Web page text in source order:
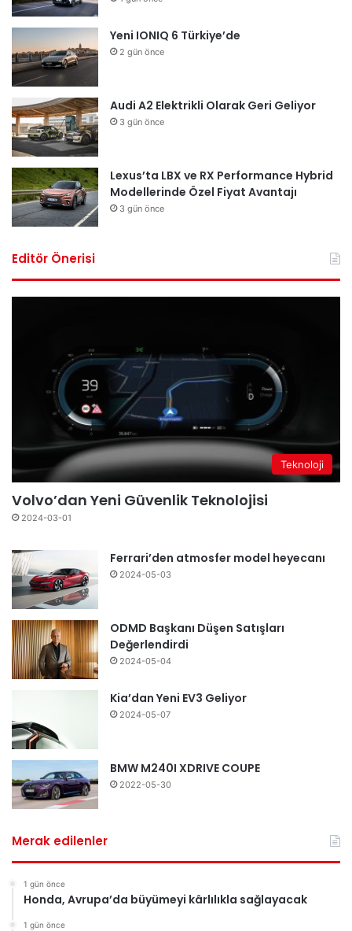
Yeni IONIQ 6 Türkiye’de
2 gün önce
Audi A2 Elektrikli Olarak Geri Geliyor
3 gün önce
Lexus’ta LBX ve RX Performance Hybrid
Modellerinde Özel Fiyat Avantajı
3 gün önce
Editör Önerisi
Teknoloji
Volvo’dan Yeni Güvenlik Teknolojisi
2024-03-01
Ferrari’den atmosfer model heyecanı
2024-05-03
ODMD Başkanı Düşen Satışları
Değerlendirdi
2024-05-04
Kia’dan Yeni EV3 Geliyor
2024-05-07
BMW M240I XDRIVE COUPE
2022-05-30
Merak edilenler
1 gün önce
Honda, Avrupa’da büyümeyi kârlılıkla sağlayacak
1 gün önce